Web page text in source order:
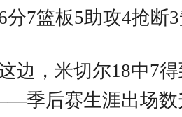
7篮板5助攻4抢断3
边，米切尔18中7
季后赛生涯出场数